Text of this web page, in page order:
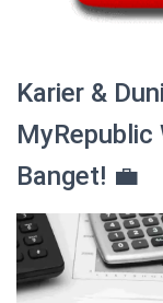
Karier &
MyRepublic
Banget! 💼